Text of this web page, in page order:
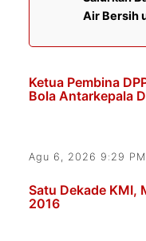
Air Bersih
Ketua Pembina
Bola Antarkepala
Agu 6, 2026 9:29 PM
Satu Dekade KMI,
2016